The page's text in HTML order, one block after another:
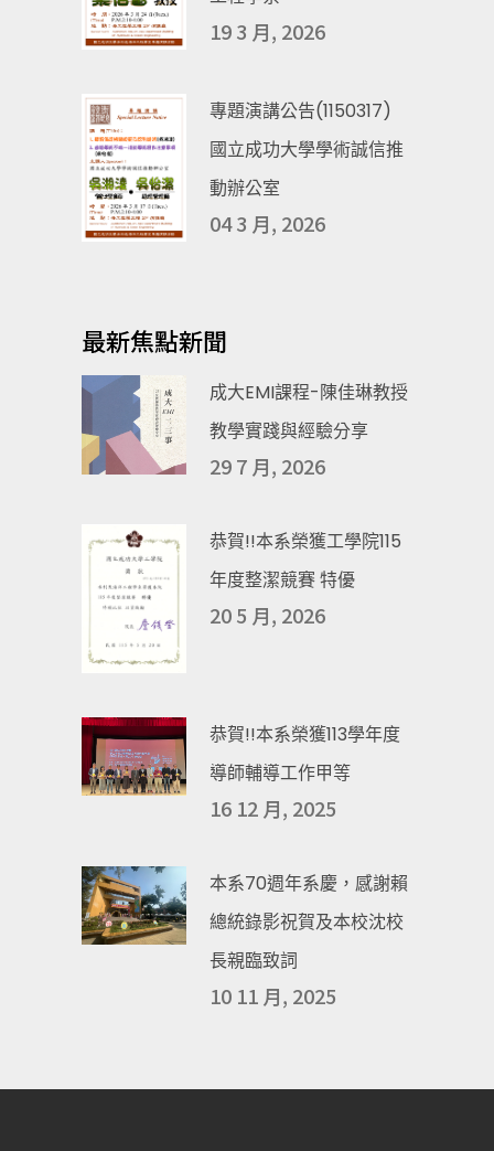
19 3 月, 2026
專題演講公告(1150317)
國立成功大學學術誠信推
動辦公室
04 3 月, 2026
最新焦點新聞
成大EMI課程-陳佳琳教授
教學實踐與經驗分享
29 7 月, 2026
恭賀!!本系榮獲工學院115
年度整潔競賽 特優
20 5 月, 2026
恭賀!!本系榮獲113學年度
導師輔導工作甲等
16 12 月, 2025
本系70週年系慶，感謝賴
總統錄影祝賀及本校沈校
長親臨致詞
10 11 月, 2025